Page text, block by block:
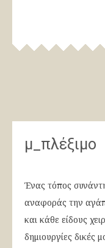
μ_πλέξιμο
Ένας τόπος
αναφοράς την
και κάθε είδους
δημιουργίες δικές